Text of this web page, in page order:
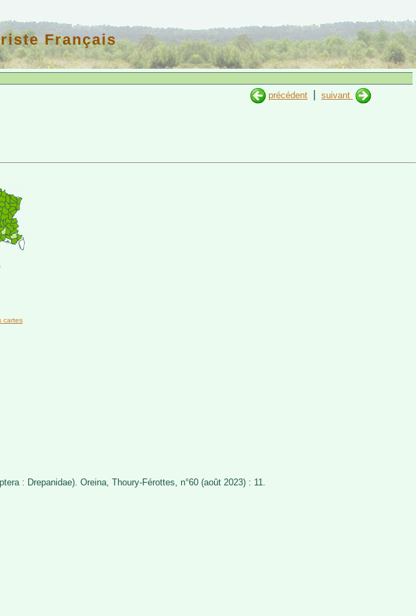
Français
précédent
suivant
cartes
: Drepanidae). Oreina, Thoury-Férottes, n°60 (août 2023) : 11.